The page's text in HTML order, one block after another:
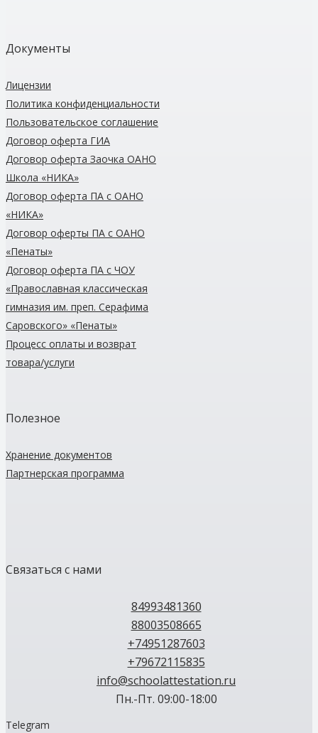
Документы
Лицензии
Политика конфиденциальности
Пользовательское соглашение
Договор оферта ГИА
Договор оферта Заочка ОАНО
Школа «НИКА»
Договор оферта ПА с ОАНО
«НИКА»
Договор оферты ПА с ОАНО
«Пенаты»
Договор оферта ПА с ЧОУ
«Православная классическая
гимназия им. преп. Серафима
Саровского» «Пенаты»
Процесс оплаты и возврат
товара/услуги
Полезное
Хранение документов
Партнерская программа
Связаться с нами
84993481360
88003508665
+74951287603
+79672115835
info@schoolattestation.ru
Пн.-Пт. 09:00-18:00
Telegram